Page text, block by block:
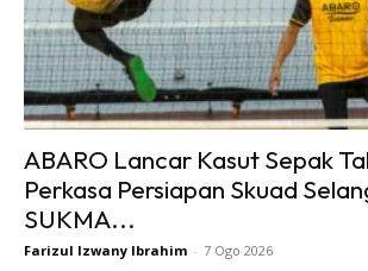
Foto: Gambar sekadar hiasan (Sumber: Google)
Langkah kedua ialah penggunaan tabir
langkah yang paling penting untuk
kerosakan akibat sinaran UV. Banyak
pasaran juga berfungsi sebagai
langkah ini lebih mudah dan praktikal.
menggunakan tabir suria yang
dapat memastikan kulit anda kekal
ABARO Lancar Kasut Sepak
Perkasa Persiapan Skuad
SUKMA...
Farizul Izwany Ibrahim - 7 Ogo 2026